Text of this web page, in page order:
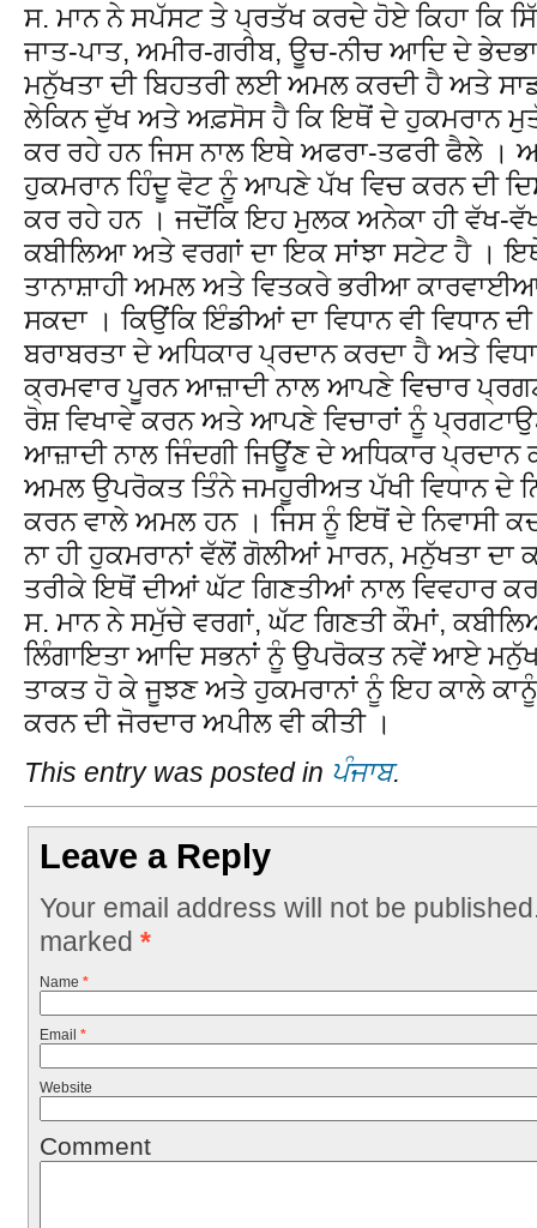
ਸ. ਮਾਨ ਨੇ ਸਪੱਸਟ ਤੇ ਪ੍ਰਤੱਖ ਕਰਦੇ ਹੋਏ ਕਿਹਾ ਕਿ
ਜਾਤ-ਪਾਤ, ਅਮੀਰ-ਗਰੀਬ, ਊਚ-ਨੀਚ ਆਦਿ ਦੇ
ਮਨੁੱਖਤਾ ਦੀ ਬਿਹਤਰੀ ਲਈ ਅਮਲ ਕਰਦੀ ਹੈ ਅਤੇ
ਲੇਕਿਨ ਦੁੱਖ ਅਤੇ ਅਫ਼ਸੋਸ ਹੈ ਕਿ ਇਥੋਂ ਦੇ ਹੁਕਮਰਾਨ
ਕਰ ਰਹੇ ਹਨ ਜਿਸ ਨਾਲ ਇਥੇ ਅਫਰਾ-ਤਫਰੀ ਫੈਲੇ ।
ਹੁਕਮਰਾਨ ਹਿੰਦੂ ਵੋਟ ਨੂੰ ਆਪਣੇ ਪੱਖ ਵਿਚ ਕਰਨ ਦੀ
ਕਰ ਰਹੇ ਹਨ । ਜਦੋਂਕਿ ਇਹ ਮੁਲਕ ਅਨੇਕਾ ਹੀ ਵੱਖ-
ਕਬੀਲਿਆ ਅਤੇ ਵਰਗਾਂ ਦਾ ਇਕ ਸਾਂਝਾ ਸਟੇਟ ਹੈ ।
ਤਾਨਾਸ਼ਾਹੀ ਅਮਲ ਅਤੇ ਵਿਤਕਰੇ ਭਰੀਆ ਕਾਰਵਾਈਆ
ਸਕਦਾ । ਕਿਉਂਕਿ ਇੰਡੀਆਂ ਦਾ ਵਿਧਾਨ ਵੀ ਵਿਧਾਨ ਦੀ
ਬਰਾਬਰਤਾ ਦੇ ਅਧਿਕਾਰ ਪ੍ਰਦਾਨ ਕਰਦਾ ਹੈ ਅਤੇ
ਕ੍ਰਮਵਾਰ ਪੂਰਨ ਆਜ਼ਾਦੀ ਨਾਲ ਆਪਣੇ ਵਿਚਾਰ
ਰੋਸ਼ ਵਿਖਾਵੇ ਕਰਨ ਅਤੇ ਆਪਣੇ ਵਿਚਾਰਾਂ ਨੂੰ
ਆਜ਼ਾਦੀ ਨਾਲ ਜਿੰਦਗੀ ਜਿਊਂਣ ਦੇ ਅਧਿਕਾਰ
ਅਮਲ ਉਪਰੋਕਤ ਤਿੰਨੇ ਜਮਹੂਰੀਅਤ ਪੱਖੀ ਵਿਧਾਨ ਦੇ
ਕਰਨ ਵਾਲੇ ਅਮਲ ਹਨ । ਜਿਸ ਨੂੰ ਇਥੋਂ ਦੇ ਨਿਵਾਸੀ
ਨਾ ਹੀ ਹੁਕਮਰਾਨਾਂ ਵੱਲੋਂ ਗੋਲੀਆਂ ਮਾਰਨ, ਮਨੁੱਖਤਾ
ਤਰੀਕੇ ਇਥੋਂ ਦੀਆਂ ਘੱਟ ਗਿਣਤੀਆਂ ਨਾਲ ਵਿਵਹਾਰ
ਸ. ਮਾਨ ਨੇ ਸਮੁੱਚੇ ਵਰਗਾਂ, ਘੱਟ ਗਿਣਤੀ ਕੌਮਾਂ,
ਲਿੰਗਾਇਤਾ ਆਦਿ ਸਭਨਾਂ ਨੂੰ ਉਪਰੋਕਤ ਨਵੇਂ ਆਏ
ਤਾਕਤ ਹੋ ਕੇ ਜੂਝਣ ਅਤੇ ਹੁਕਮਰਾਨਾਂ ਨੂੰ ਇਹ ਕਾਲੇ
ਕਰਨ ਦੀ ਜੋਰਦਾਰ ਅਪੀਲ ਵੀ ਕੀਤੀ ।
This entry was posted in ਪੰਜਾਬ.
Leave a Reply
Your email address will not be
marked *
Name *
Email *
Website
Comment